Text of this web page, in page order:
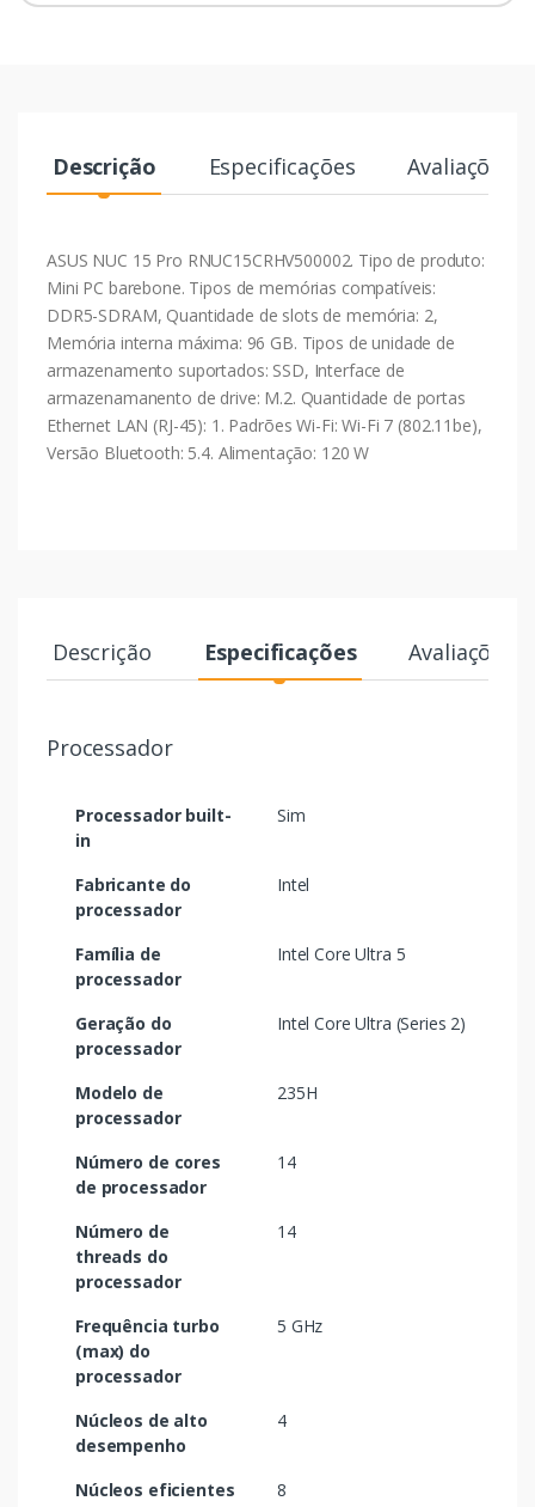
Descrição Especificações Avaliações
ASUS NUC 15 Pro RNUC15CRHV500002. Tipo de produto:
Mini PC barebone. Tipos de memórias compatíveis:
DDR5-SDRAM, Quantidade de slots de memória: 2,
Memória interna máxima: 96 GB. Tipos de unidade de
armazenamento suportados: SSD, Interface de
armazenamanento de drive: M.2. Quantidade de portas
Ethernet LAN (RJ-45): 1. Padrões Wi-Fi: Wi-Fi 7 (802.11be),
Versão Bluetooth: 5.4. Alimentação: 120 W
Descrição Especificações Avaliações
Processador
Processador built-
in
Sim
Fabricante do
processador
Intel
Família de
processador
Intel Core Ultra 5
Geração do
processador
Intel Core Ultra (Series 2)
Modelo de
processador
235H
Número de cores
de processador
14
Número de
threads do
processador
14
Frequência turbo
(max) do
processador
5 GHz
Núcleos de alto
desempenho
4
Núcleos eficientes 8